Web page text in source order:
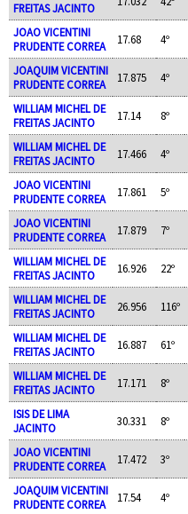
FREITAS JACINTO
JOAO VICENTINI
PRUDENTE CORREA
17.68 4º
JOAQUIM VICENTINI
PRUDENTE CORREA
17.875 4º
WILLIAM MICHEL DE
FREITAS JACINTO
17.14 8º
WILLIAM MICHEL DE
FREITAS JACINTO
17.466 4º
JOAO VICENTINI
PRUDENTE CORREA
17.861 5º
JOAO VICENTINI
PRUDENTE CORREA
17.879 7º
WILLIAM MICHEL DE
FREITAS JACINTO
16.926 22º
WILLIAM MICHEL DE
FREITAS JACINTO
26.956 116º
WILLIAM MICHEL DE
FREITAS JACINTO
16.887 61º
WILLIAM MICHEL DE
FREITAS JACINTO
17.171 8º
ISIS DE LIMA
JACINTO
30.331 8º
JOAO VICENTINI
PRUDENTE CORREA
17.472 3º
JOAQUIM VICENTINI
PRUDENTE CORREA
17.54 4º